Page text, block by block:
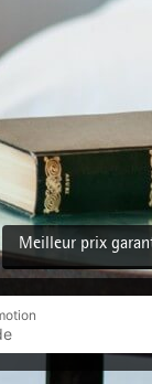
Meilleur prix